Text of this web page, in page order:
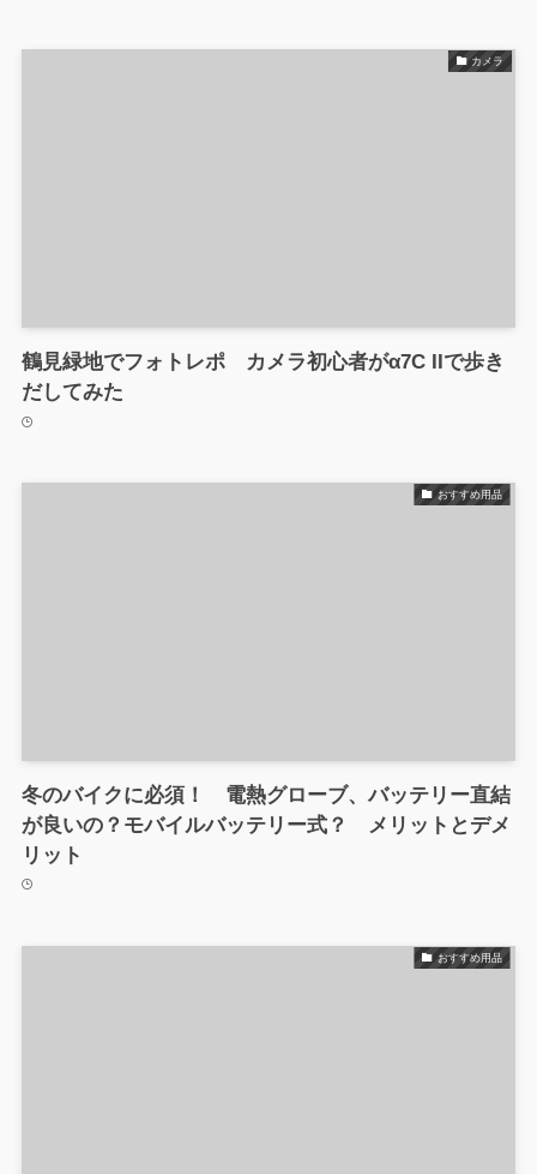
カメラ
鶴見緑地でフォトレポ カメラ初心者がα7C IIで歩き
だしてみた
おすすめ用品
冬のバイクに必須！ 電熱グローブ、バッテリー直結
が良いの？モバイルバッテリー式？ メリットとデメ
リット
おすすめ用品